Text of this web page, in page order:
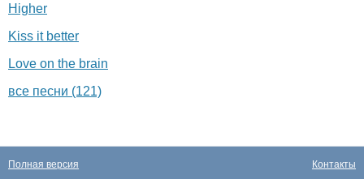
Higher
Kiss it better
Love on the brain
все песни (121)
Контакты
Полная версия